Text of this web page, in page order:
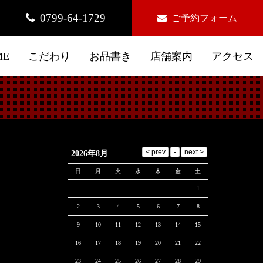
0799-64-1729 ご予約フォーム
こだわり お品書き 店舗案内 アクセス
2026年8月
日 月 火 水 木 金 土
1
2 3 4 5 6 7 8
9 10 11 12 13 14 15
16 17 18 19 20 21 22
23 24 25 26 27 28 29